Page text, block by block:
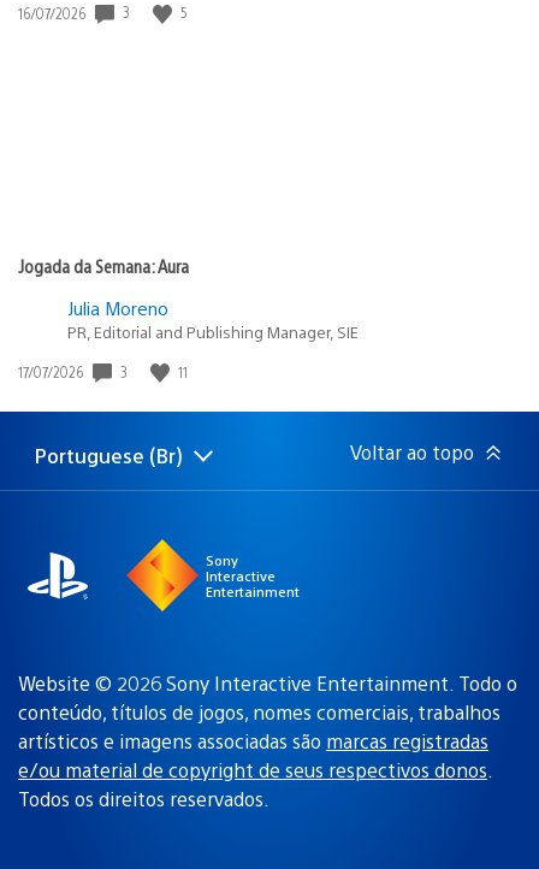
Data
16/07/2026 3 5
Jogada da Semana: Aura
Julia Moreno
PR, Editorial and Publishing Manager, SIE
Data
publicação:
17/07/2026 3 11
Selecione
uma
Região
atual:
Portuguese (Br) Voltar ao topo
Sony
Interactive
Entertainment
Website © 2026 Sony Interactive Entertainment. Todo o
conteúdo, títulos de jogos, nomes comerciais, trabalhos
artísticos e imagens associadas são marcas registradas
e/ou material de copyright de seus respectivos donos.
Todos os direitos reservados.